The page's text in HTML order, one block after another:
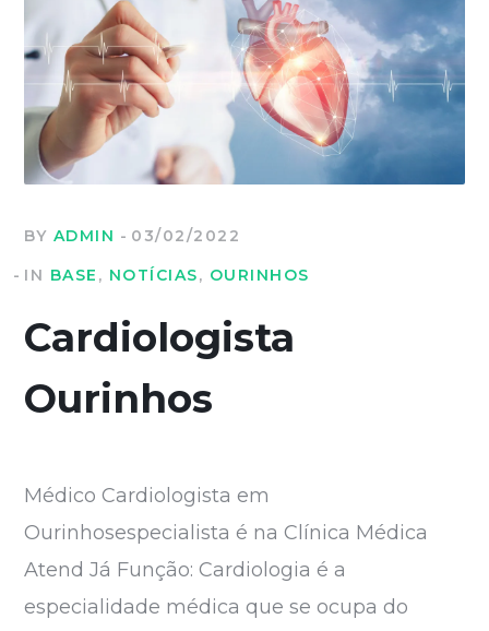
BY ADMIN
03/02/2022
IN BASE , NOTÍCIAS, OURINHOS
Cardiologista
Ourinhos
Médico Cardiologista em
Ourinhosespecialista é na Clínica Médica
Atend Já Função: Cardiologia é a
especialidade médica que se ocupa do